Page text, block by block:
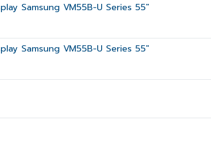
Samsung VM55B-U Series 55"
Samsung VM55B-U Series 55"